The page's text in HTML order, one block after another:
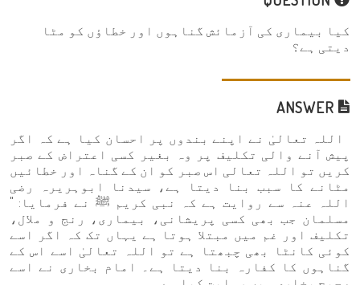
کیا بیماری کی آزمائش گناہوں اور خطاؤں کو مٹا
دیتی ہے؟
اللہ تعالیٰ نے اپنے بندوں پر احسان کیا ہے کہ اگر
پیش آنے والی تکلیف پر وہ بغیر کسی اعتراض کے صبر
کریں تو اللہ تعالی اس صبر کو ان کے گناہ اور خطائیں
مٹانے کا سبب بنا دیتا ہے، سیدنا ابوہریرہ رضی
اللہ عنہ سے روایت ہے کہ نبی کریم ﷺ نے فرمایا: "
مسلمان جب بھی کسی پریشانی، بیماری، رنج و ملال،
تکلیف اور غم میں مبتلا ہوتا ہے یہاں تک کہ اگر اسے
کوئی کانٹا بھی چبھتا ہے تو اللہ تعالیٰ اسے اس کے
گناہوں کا کفارہ بنا دیتا ہے۔ امام بخاری نے اسے